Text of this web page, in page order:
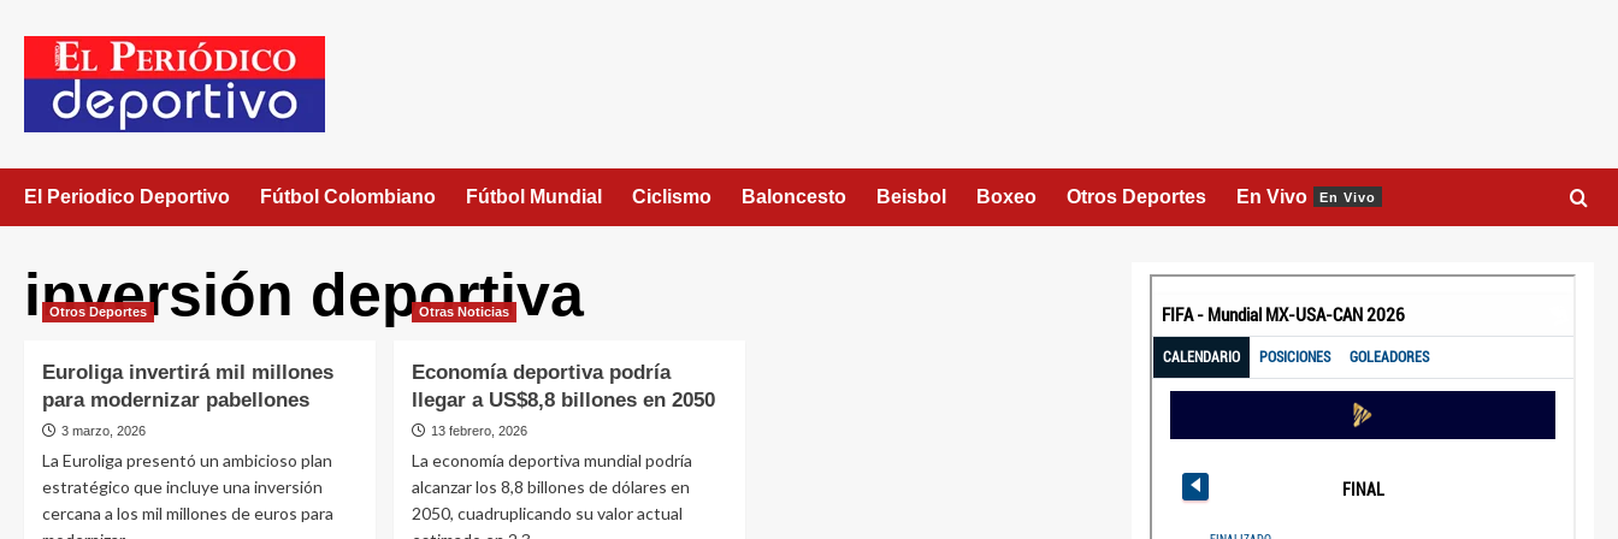
El Periodico Deportivo Fútbol Colombiano Fútbol Mundial Ciclismo Baloncesto Beisbol Boxeo Otros Deportes En Vivo En Vivo
inversión deportiva
Otros Deportes
Euroliga invertirá mil millones
para modernizar pabellones
3 marzo, 2026
La Euroliga presentó un ambicioso plan
estratégico que incluye una inversión
cercana a los mil millones de euros para
Otras Noticias
Economía deportiva podría
llegar a US$8,8 billones en 2050
13 febrero, 2026
La economía deportiva mundial podría
alcanzar los 8,8 billones de dólares en
2050, cuadruplicando su valor actual